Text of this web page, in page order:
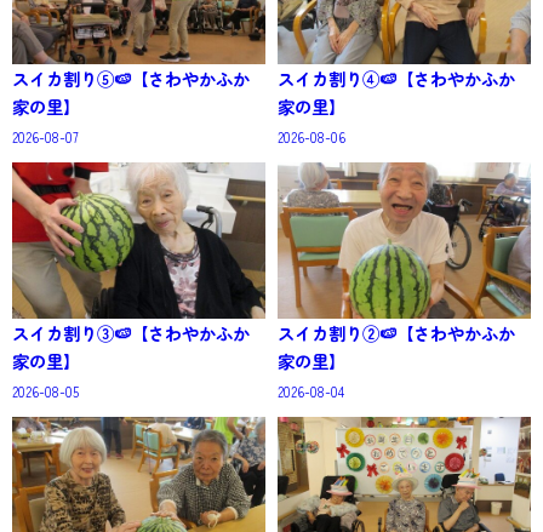
スイカ割り⑤🍉【さわやかふか
家の里】
2026-08-07
スイカ割り④🍉【さわやかふか
家の里】
2026-08-06
スイカ割り③🍉【さわやかふか
家の里】
2026-08-05
スイカ割り②🍉【さわやかふか
家の里】
2026-08-04